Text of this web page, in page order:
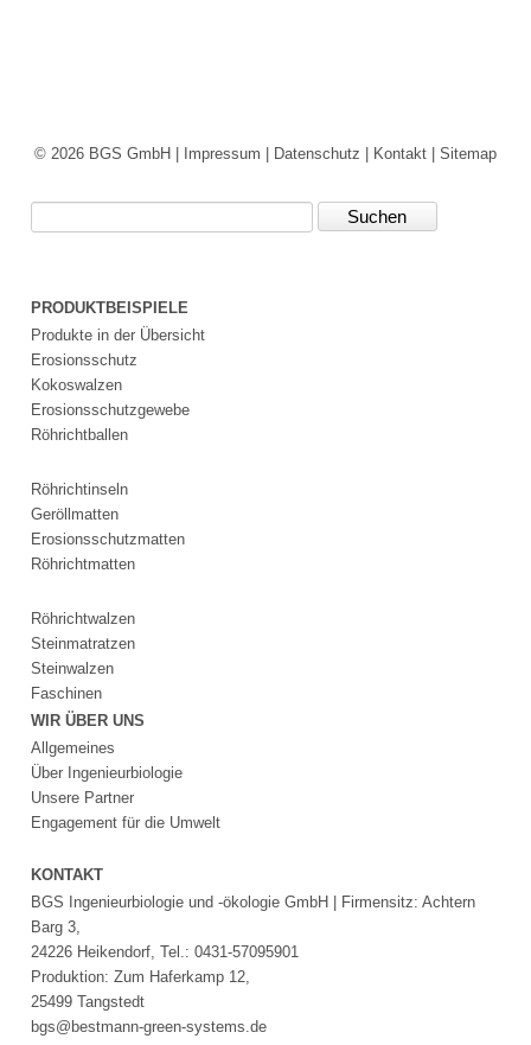
© 2026 BGS GmbH | Impressum | Datenschutz | Kontakt | Sitemap
PRODUKTBEISPIELE
Produkte in der Übersicht
Erosionsschutz
Kokoswalzen
Erosionsschutzgewebe
Röhrichtballen
Röhrichtinseln
Geröllmatten
Erosionsschutzmatten
Röhrichtmatten
Röhrichtwalzen
Steinmatratzen
Steinwalzen
Faschinen
WIR ÜBER UNS
Allgemeines
Über Ingenieurbiologie
Unsere Partner
Engagement für die Umwelt
KONTAKT
BGS Ingenieurbiologie und -ökologie GmbH | Firmensitz: Achtern
Barg 3,
24226 Heikendorf, Tel.: 0431-57095901
Produktion: Zum Haferkamp 12,
25499 Tangstedt
bgs@bestmann-green-systems.de